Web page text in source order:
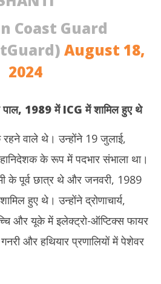
Coast Guard
August 18,
2024
पाल, 1989 मेंICGमें शामिल हुए थे
वाले थे। उन्होंने 19 जुलाई,
के रूप में पदभार संभाला था।
के पूर्व छात्र थे और जनवरी, 1989
हुए थे। उन्होंने द्रोणाचार्य,
और यूके में इलेक्ट्रो-ऑप्टिक्स फायर
और हथियार प्रणालियों में पेशेवर